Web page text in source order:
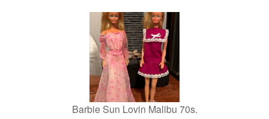
Barbie Sun Lovin Malibu 70s.